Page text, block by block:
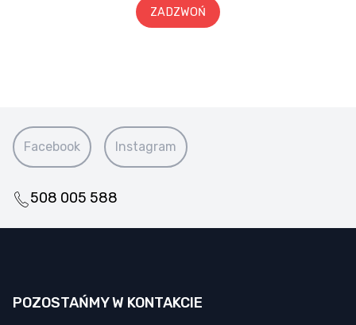
ZADZWOŃ
Facebook Instagram
508 005 588
POZOSTAŃMY W KONTAKCIE